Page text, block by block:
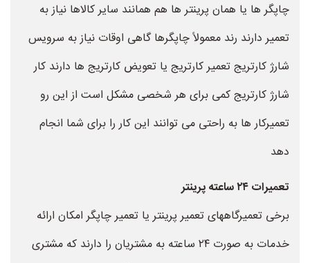
چاپگر ها یا همان پرینتر ها هم همانند سایر کالاها نیاز به
تعمیر دارند رند معمولاً چاپگرها گاهی اوقات نیاز به سرویس
شارژ کارتریج تعمیر کارتریج یا تعویض کارتریج ها دارند کار
شارژ کارتریج کمی برای هر شخصی مشکل است از این رو
تعمیرکار ها به راحتی می توانند این کار را برای شما انجام
دهد
تعمیرات ۲۴ ساعته پرینتر
برخی تعمیرگاههای تعمیر پرینتر یا تعمیر چاپگر امکان ارائه
خدمات به صورت ۲۴ ساعته به مشتریان را دارند که مشتری